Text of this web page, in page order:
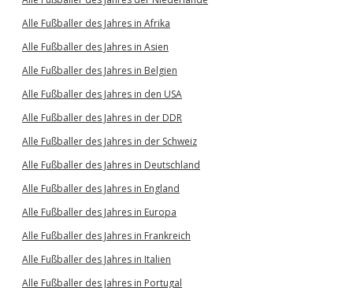
Alle Fußballer des Jahres in Afrika
Alle Fußballer des Jahres in Asien
Alle Fußballer des Jahres in Belgien
Alle Fußballer des Jahres in den USA
Alle Fußballer des Jahres in der DDR
Alle Fußballer des Jahres in der Schweiz
Alle Fußballer des Jahres in Deutschland
Alle Fußballer des Jahres in England
Alle Fußballer des Jahres in Europa
Alle Fußballer des Jahres in Frankreich
Alle Fußballer des Jahres in Italien
Alle Fußballer des Jahres in Portugal